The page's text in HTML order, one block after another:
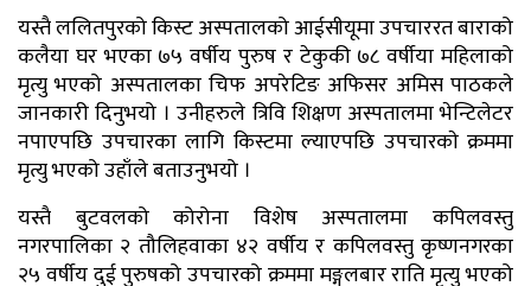
यस्तै ललितपुरको किस्ट अस्पतालको आईसीयूमा उपचाररत बाराको
कलैया घर भएका ७५ वर्षीय पुरुष र टेकुकी ७८ वर्षीया महिलाको
मृत्यु भएको अस्पतालका चिफ अपरेटिङ अफिसर अमिस पाठकले
जानकारी दिनुभयो । उनीहरुले त्रिवि शिक्षण अस्पतालमा भेन्टिलेटर
नपाएपछि उपचारका लागि किस्टमा ल्याएपछि उपचारकाे क्रममा
मृत्यु भएको उहाँले बताउनुभयो ।
यस्तै बुटवलको कोरोना विशेष अस्पतालमा कपिलवस्तु
नगरपालिका २ तौलिहवाका ४२ वर्षीय र कपिलवस्तु कृष्णनगरका
२५ वर्षीय दुई पुरुषको उपचारको क्रममा मङ्गलबार राति मृत्यु भएको